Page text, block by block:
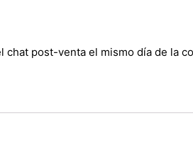
post-venta el mismo día de la